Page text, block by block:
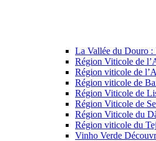
La Vallée du Douro :
Région Viticole de
Région viticole de
Région viticole de
Région Viticole de
Région Viticole de
Région Viticole du
Région viticole du
Vinho Verde